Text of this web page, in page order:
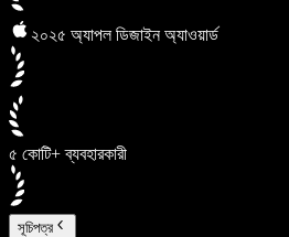
২০২৫ অ্যাপল ডিজাইন অ্যাওয়ার্ড
৫ কোটি+ ব্যবহারকারী
সূচিপত্র